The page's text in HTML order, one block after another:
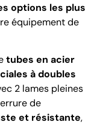
options les plus
équipement de
tubes en acier
à doubles
2 lames pleines
de
et résistante,